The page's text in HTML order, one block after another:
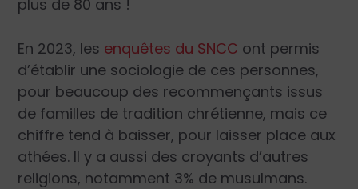
plus de 80 ans !
En 2023, les enquêtes du SNCC ont permis
d’établir une sociologie de ces personnes,
pour beaucoup des recommençants issus
de familles de tradition chrétienne, mais ce
chiffre tend à baisser, pour laisser place aux
athées. Il y a aussi des croyants d’autres
religions, notamment 3% de musulmans.